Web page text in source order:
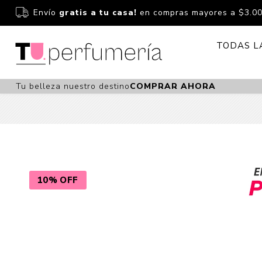
Envío gratis a tu casa! en compras mayores a
TODAS
Bebés
Fragancias
Fragancias
Tu belleza nuestro destinoCOMPRAR AHORA
10% OFF